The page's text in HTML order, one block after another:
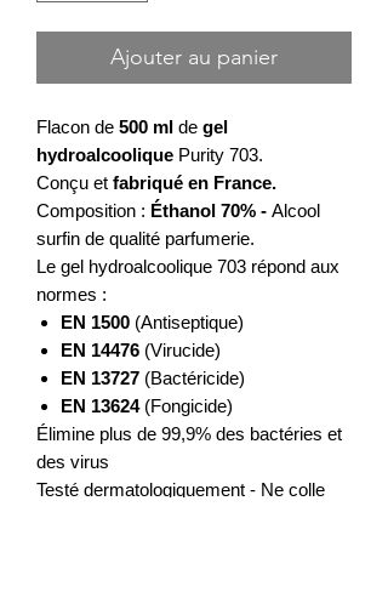
Ajouter au panier
Flacon de 500 ml de gel
hydroalcoolique Purity 703.
Conçu et fabriqué en France.
Composition : Éthanol 70% - Alcool
surfin de qualité parfumerie.
Le gel hydroalcoolique 703 répond aux
normes :
EN 1500 (Antiseptique)
EN 14476 (Virucide)
EN 13727 (Bactéricide)
EN 13624(Fongicide)
Élimine plus de 99,9% des bactéries et
des virus
Testé dermatologiquement - Ne colle